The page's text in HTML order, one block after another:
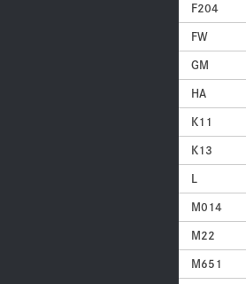
F204
FW
GM
HA
K11
K13
L
M014
M22
M651